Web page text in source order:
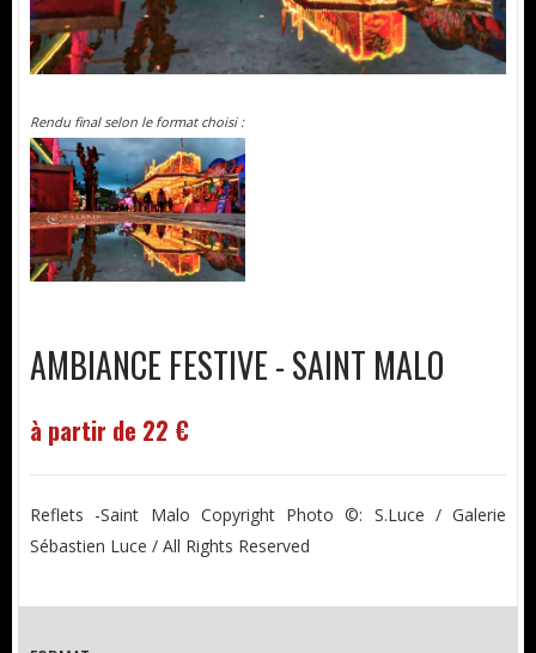
Rendu final selon le format choisi :
AMBIANCE FESTIVE - SAINT MALO
à partir de 22 €
Reflets -Saint Malo Copyright Photo ©: S.Luce / Galerie
Sébastien Luce / All Rights Reserved